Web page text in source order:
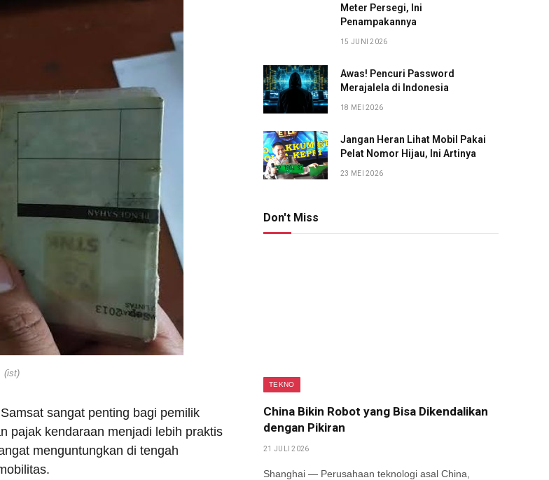
(ist)
sangat penting bagi pemilik
pajak kendaraan menjadi lebih praktis
menguntungkan di tengah
Meter Persegi, Ini
Penampakannya
15 JUNI 2026
Awas! Pencuri Password
Merajalela di Indonesia
18 MEI 2026
Jangan Heran Lihat Mobil Pakai
Pelat Nomor Hijau, Ini Artinya
23 MEI 2026
Don't Miss
TEKNO
China Bikin Robot yang Bisa Dikendalikan
dengan Pikiran
21 JULI 2026
Shanghai — Perusahaan teknologi asal China,